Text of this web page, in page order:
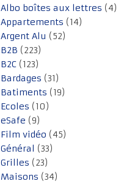
Albo boîtes aux lettres (4)
Appartements (14)
Argent Alu (52)
B2B (223)
B2C (123)
Bardages (31)
Batiments (19)
Ecoles (10)
eSafe (9)
Film vidéo (45)
Général (33)
Grilles (23)
Maisons (34)